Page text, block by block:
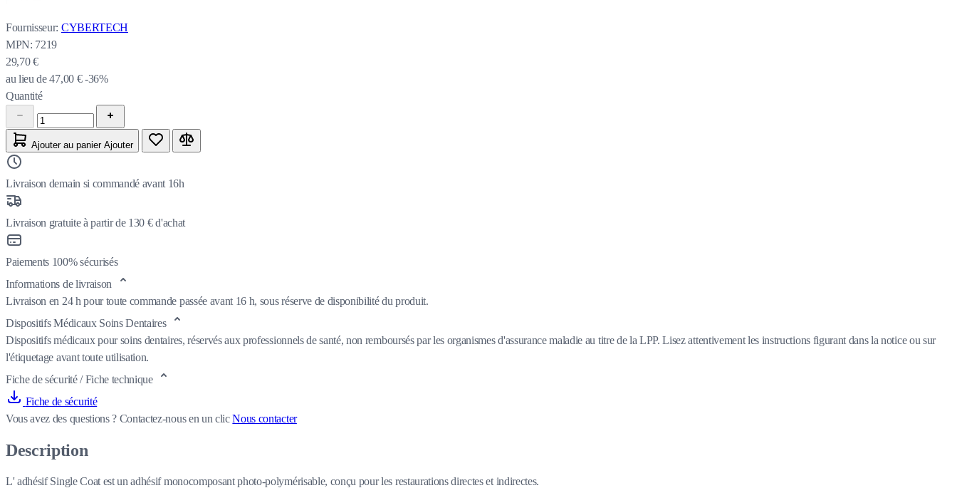
Fournisseur: CYBERTECH
MPN: 7219
29,70 €
au lieu de47,00 € -36%
Quantité
Ajouter au panier Ajouter
Livraison demain si commandé avant 16h
Livraison gratuite à partir de 130 € d'achat
Paiements 100% sécurisés
Informations de livraison
Livraison en 24 h pour toute commande passée avant 16 h, sous réserve de disponibilité du produit.
Dispositifs Médicaux Soins Dentaires
Dispositifs médicaux pour soins dentaires, réservés aux professionnels de santé, non remboursés par les organismes d'assurance maladie au titre de la LPP. Lisez attentivement les instructions figurant dans la notice ou sur
l'étiquetage avant toute utilisation.
Fiche de sécurité / Fiche technique
Fiche de sécurité
Vous avez des questions ? Contactez-nous en un clicNous contacter
Description
L' adhésif Single Coat est un adhésif monocomposant photo-polymérisable, conçu pour les restaurations directes et indirectes.